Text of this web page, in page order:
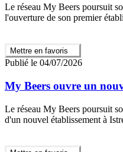
Le réseau My Beers poursuit
l'ouverture de son premier
Mettre en favoris
Publié le 04/07/2026
My Beers ouvre un
Le réseau My Beers poursuit
d'un nouvel établissement à